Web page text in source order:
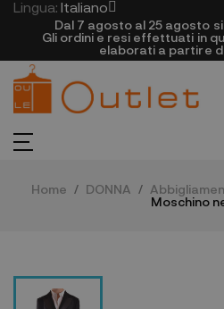
Lingua: Italiano
Dal 7 agosto al 25 agosto
Gli ordini e resi effettuati in
elaborati a partire
Home DONNA
Moschino